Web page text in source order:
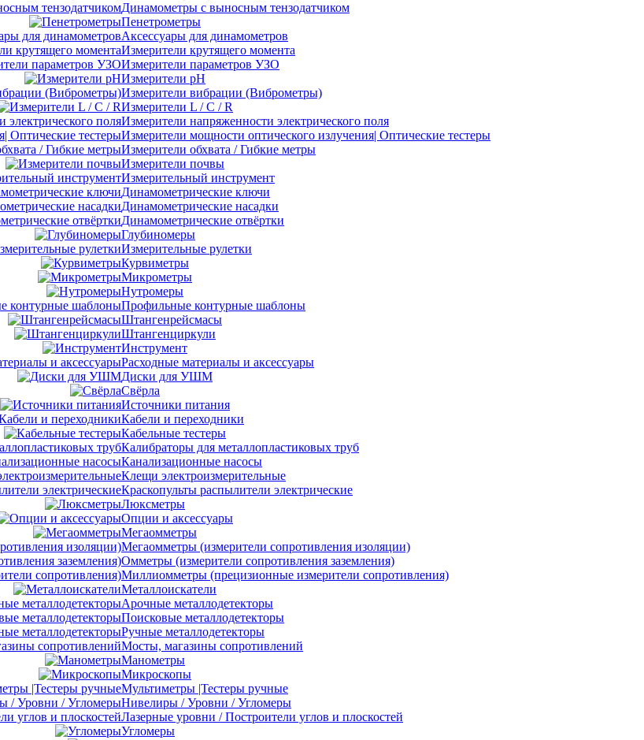
Динамометры с выносным тензодатчиком
Пенетрометры
Аксессуары для динамометров
Измерители крутящего момента
Измерители параметров УЗО
Измерители pH
Измерители вибрации (Виброметры)
Измерители L / C / R
Измерители напряженности электрического поля
Измерители мощности оптического излучения| Оптические тестеры
Измерители обхвата / Гибкие метры
Измерители почвы
Измерительный инструмент
Динамометрические ключи
Динамометрические насадки
Динамометрические отвёртки
Глубиномеры
Измерительные рулетки
Курвиметры
Микрометры
Нутромеры
Профильные контурные шаблоны
Штангенрейсмасы
Штангенциркули
Инструмент
Расходные материалы и аксессуары
Диски для УШМ
Свёрла
Источники питания
Кабели и переходники
Кабельные тестеры
Калибраторы для металлопластиковых труб
Канализационные насосы
Клещи электроизмерительные
Краскопульты распылители электрические
Люксметры
Опции и аксессуары
Мегаомметры
Мегаомметры (измерители сопротивления изоляции)
Омметры (измерители сопротивления заземления)
Миллиомметры (прецизионные измерители сопротивления)
Металлоискатели
Арочные металлодетекторы
Поисковые металлодетекторы
Ручные металлодетекторы
Мосты, магазины сопротивлений
Манометры
Микроскопы
Мультиметры |Тестеры ручные
Нивелиры / Уровни / Угломеры
Лазерные уровни / Построители углов и плоскостей
Угломеры